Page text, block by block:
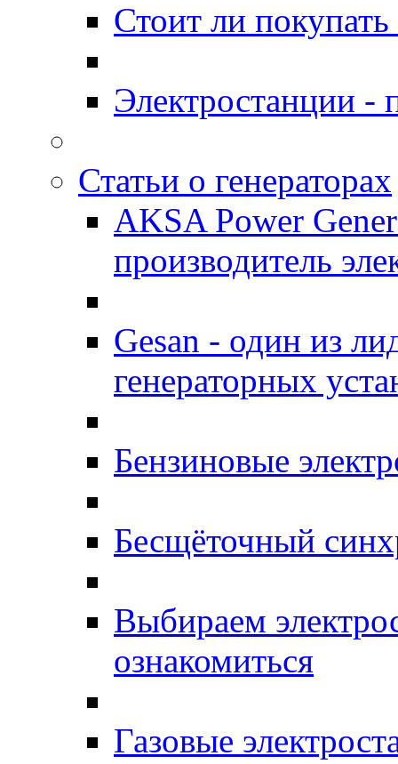
Стоит ли
Электростанции
Статьи о генераторах
AKSA Power
производитель
Gesan - один из
генераторных
Бензиновые
Бесщёточный
Выбираем
ознакомиться
Газовые